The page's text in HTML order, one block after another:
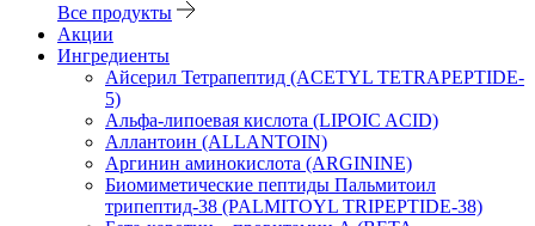
Все продукты
Акции
Ингредиенты
Айсерил Тетрапептид (ACETYL TETRAPEPTIDE-
5)
Альфа-липоевая кислота (LIPOIC ACID)
Аллантоин (ALLANTOIN)
Аргинин аминокислота (ARGININE)
Биомиметические пептиды Пальмитоил
трипептид-38 (PALMITOYL TRIPEPTIDE-38)